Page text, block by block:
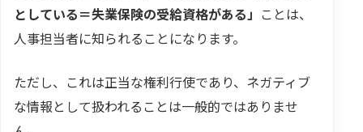
としている＝失業保険の受給資格がある」 ことは、
人事担当者に知られることになります。
ただし、これは正当な権利行使であり、ネガティブ
な情報として扱われることは一般的ではありませ